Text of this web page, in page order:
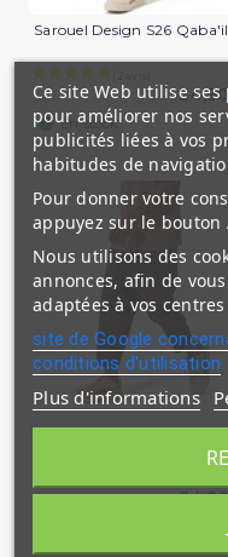
(1
Sarouel Design S26 Qaba'il
En stock
Sarouel Design S26 Qaba'il
Ce site Web utilise
pour améliorer nos
publicités liées à vos
habitudes de
Pour donner votre
appuyez sur le bouton
Nous utilisons des
annonces, afin de
adaptées à vos
site de Google
conditions d'utilisation
Plus d'informations